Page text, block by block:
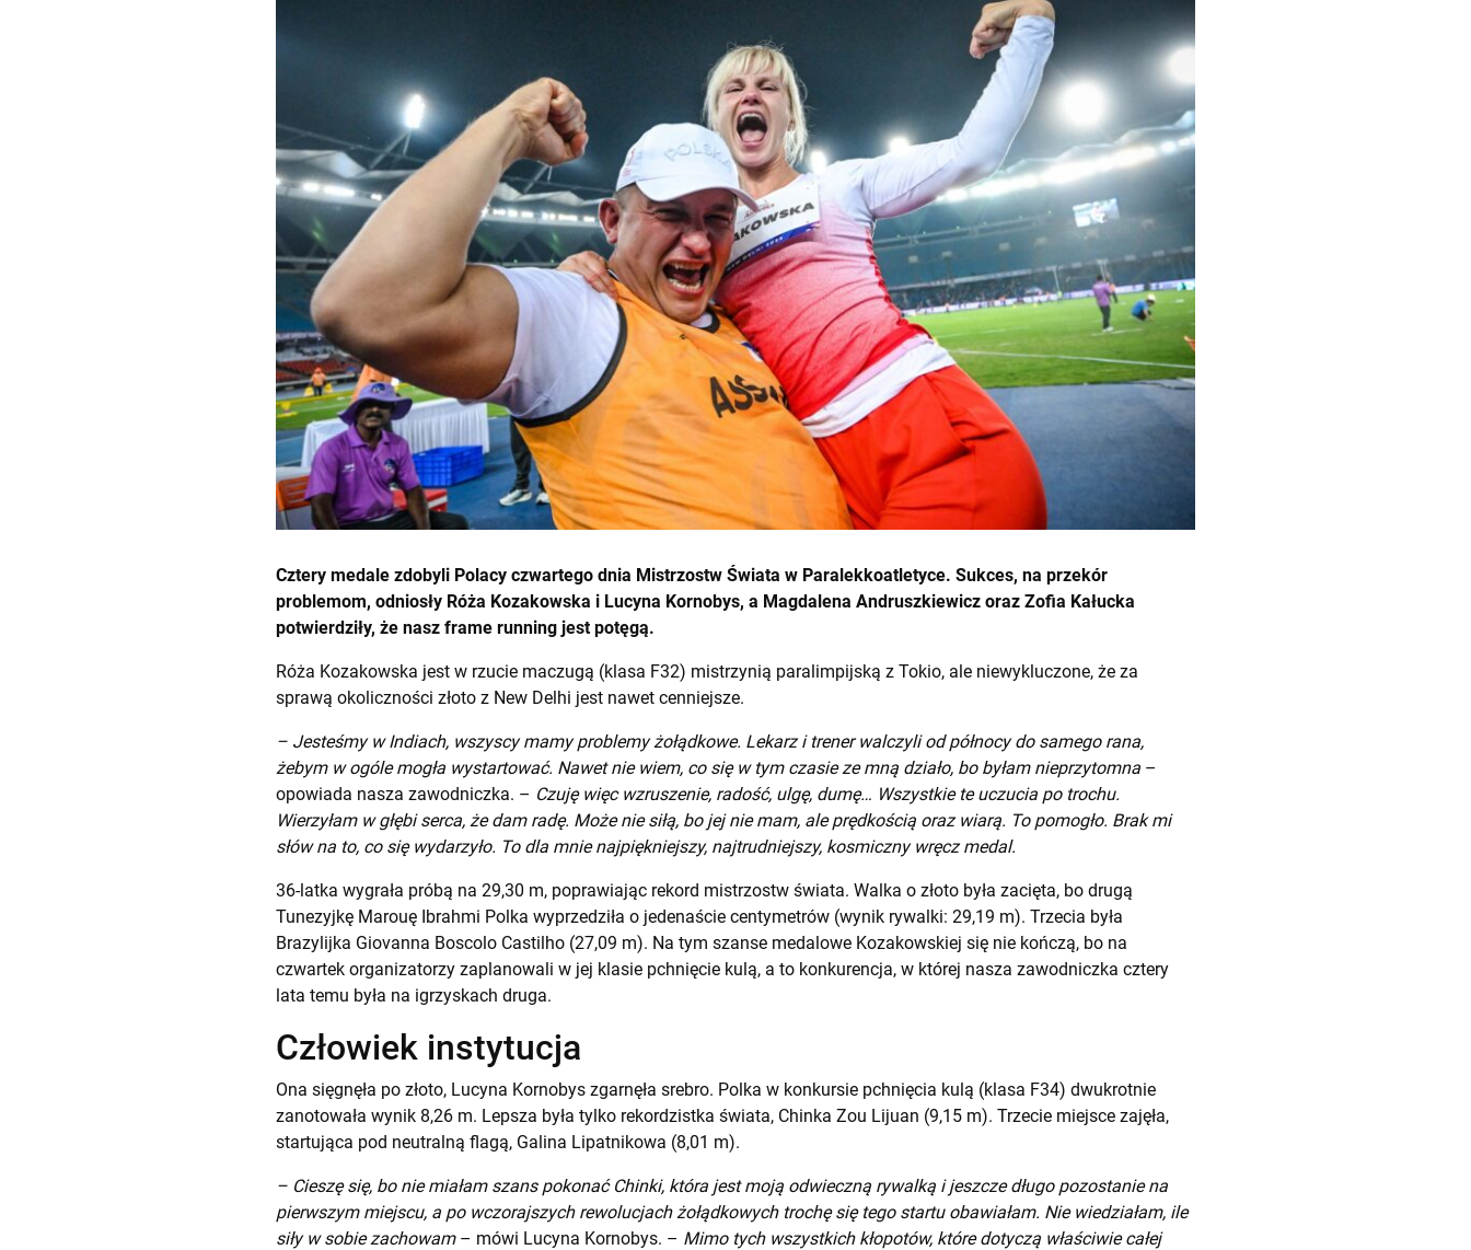
Cztery medale zdobyli Polacy czwartego dnia Mistrzostw Świata w Paralekkoatletyce. Sukces, na przekór
problemom, odniosły Róża Kozakowska i Lucyna Kornobys, a Magdalena Andruszkiewicz oraz Zofia Kałucka
potwierdziły, że nasz frame running jest potęgą.
Róża Kozakowska jest w rzucie maczugą (klasa F32) mistrzynią paralimpijską z Tokio, ale niewykluczone, że za
sprawą okoliczności złoto z New Delhi jest nawet cenniejsze.
– Jesteśmy w Indiach, wszyscy mamy problemy żołądkowe. Lekarz i trener walczyli od północy do samego rana,
żebym w ogóle mogła wystartować. Nawet nie wiem, co się w tym czasie ze mną działo, bo byłam nieprzytomna –
opowiada nasza zawodniczka. – Czuję więc wzruszenie, radość, ulgę, dumę… Wszystkie te uczucia po trochu.
Wierzyłam w głębi serca, że dam radę. Może nie siłą, bo jej nie mam, ale prędkością oraz wiarą. To pomogło. Brak mi
słów na to, co się wydarzyło. To dla mnie najpiękniejszy, najtrudniejszy, kosmiczny wręcz medal.
36-latka wygrała próbą na 29,30 m, poprawiając rekord mistrzostw świata. Walka o złoto była zacięta, bo drugą
Tunezyjkę Marouę Ibrahmi Polka wyprzedziła o jedenaście centymetrów (wynik rywalki: 29,19 m). Trzecia była
Brazylijka Giovanna Boscolo Castilho (27,09 m). Na tym szanse medalowe Kozakowskiej się nie kończą, bo na
czwartek organizatorzy zaplanowali w jej klasie pchnięcie kulą, a to konkurencja, w której nasza zawodniczka cztery
lata temu była na igrzyskach druga.
Człowiek instytucja
Ona sięgnęła po złoto, Lucyna Kornobys zgarnęła srebro. Polka w konkursie pchnięcia kulą (klasa F34) dwukrotnie
zanotowała wynik 8,26 m. Lepsza była tylko rekordzistka świata, Chinka Zou Lijuan (9,15 m). Trzecie miejsce zajęła,
startująca pod neutralną flagą, Galina Lipatnikowa (8,01 m).
– Cieszę się, bo nie miałam szans pokonać Chinki, która jest moją odwieczną rywalką i jeszcze długo pozostanie na
pierwszym miejscu, a po wczorajszych rewolucjach żołądkowych trochę się tego startu obawiałam. Nie wiedziałam, ile
siły w sobie zachowam– mówi Lucyna Kornobys. – Mimo tych wszystkich kłopotów, które dotyczą właściwie całej